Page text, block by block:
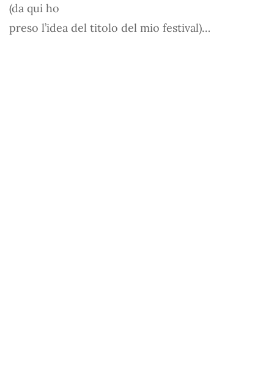
(da qui ho
preso l’idea del titolo del mio festival)…